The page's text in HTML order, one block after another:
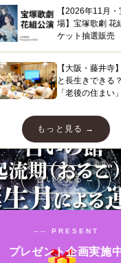
【2026年11月
場】宝塚歌劇 花
ケット抽選販売
【大阪・藤井寺
と長生きできる
「老後の住まい
山
もっと見る →
占いを見る →
── PRESENT
プレゼント企画実施